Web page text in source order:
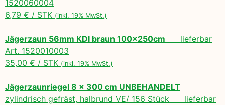
1520060004
6,79 € / STK (inkl. 19% MwSt.)
Jägerzaun 56mm KDI braun 100x250cm lieferbar
Art. 1520010003
35,00 € / STK (inkl. 19% MwSt.)
Jägerzaunriegel 8 x 300 cm UNBEHANDELT
zylindrisch gefräst, halbrund VE/ 156 Stück lieferbar